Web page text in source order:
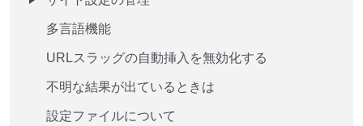
多言語機能
URLスラッグの自動挿入を無効化する
不明な結果が出ているときは
設定ファイルについて